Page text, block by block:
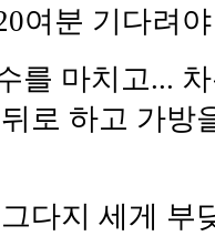
여분 기다려
를 마치고...
로 하고 가방
다지 세게 부